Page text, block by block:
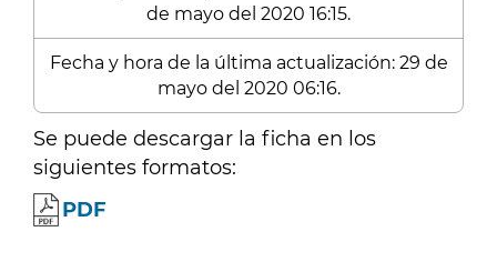
de mayo del 2020 16:15.
Fecha y hora de la última actualización: 29 de
mayo del 2020 06:16.
Se puede descargar la ficha en los
siguientes formatos:
PDF